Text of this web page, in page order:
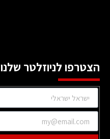
הצטרפו לניוזלטר שלנו